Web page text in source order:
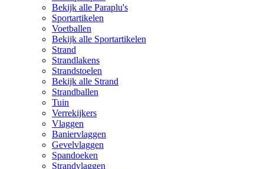
Bekijk alle Paraplu's
Sportartikelen
Voetballen
Bekijk alle Sportartikelen
Strand
Strandlakens
Strandstoelen
Bekijk alle Strand
Strandballen
Tuin
Verrekijkers
Vlaggen
Baniervlaggen
Gevelvlaggen
Spandoeken
Strandvlaggen